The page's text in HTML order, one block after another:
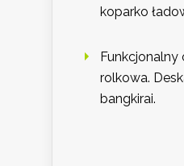
koparko
rolkowa.
bangkirai.